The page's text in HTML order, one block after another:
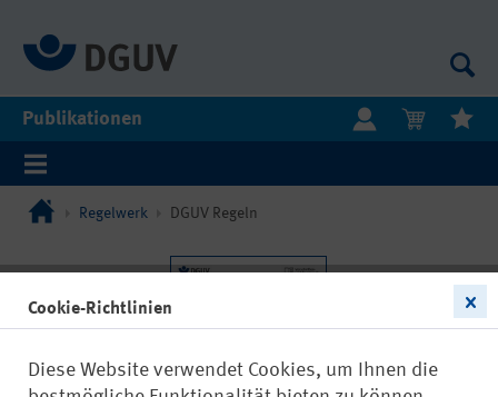
Publikationen
Regelwerk DGUV Regeln
Cookie-Richtlinien
Diese Website verwendet Cookies, um Ihnen die